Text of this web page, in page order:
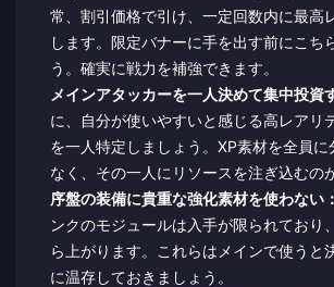
常、割引価格で引け、一定回数内に最高
します。限定バナーに手を出す前にこち
う。確実に戦力を補強できます。
メインアタッカーを一人決めて集中投資
に、自分が使いやすいと感じる高レアリ
を一人特定しましょう。XP素材を全員に
なく、その一人にリソースを注ぎ込むの
序盤の装備に貴重な強化素材を使わない：
ンクのモジュールは入手が限られており
ら上がります。これらはメインで使うと
に温存しておきましょう。